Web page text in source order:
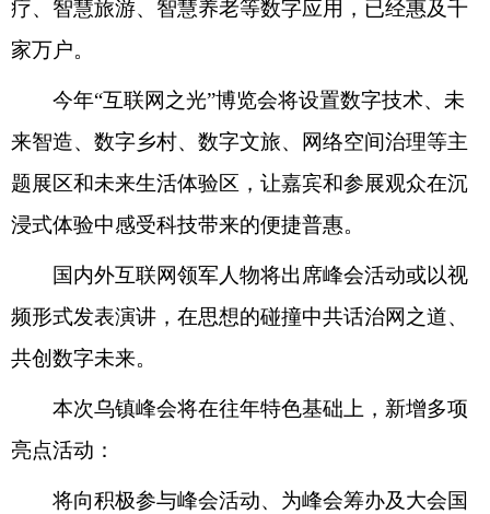
疗、智慧旅游、智慧养老等数字应用，已经惠及千
家万户。
今年“互联网之光”博览会将设置数字技术、未
来智造、数字乡村、数字文旅、网络空间治理等主
题展区和未来生活体验区，让嘉宾和参展观众在沉
浸式体验中感受科技带来的便捷普惠。
国内外互联网领军人物将出席峰会活动或以视
频形式发表演讲，在思想的碰撞中共话治网之道、
共创数字未来。
本次乌镇峰会将在往年特色基础上，新增多项
亮点活动：
将向积极参与峰会活动、为峰会筹办及大会国